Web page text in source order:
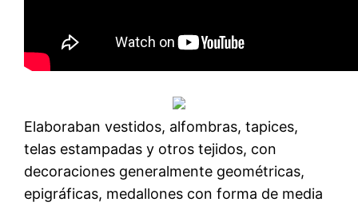
Elaboraban vestidos, alfombras, tapices,
telas estampadas y otros tejidos, con
decoraciones generalmente geométricas,
epigráficas, medallones con forma de media